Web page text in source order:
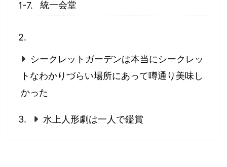
統一会堂
シークレットガーデンは本当にシークレッ
トなわかりづらい場所にあって噂通り美味し
かった
水上人形劇は一人で鑑賞